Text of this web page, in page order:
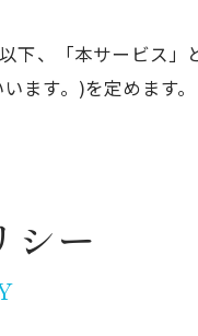
、「本サービス
ます。)を定めます。
シー